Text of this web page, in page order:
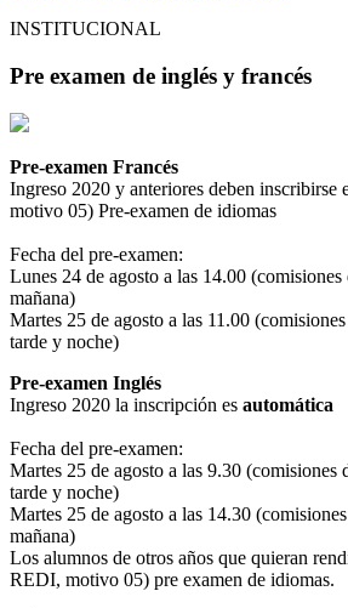
INSTITUCIONAL
Pre examen de inglés y francés
Pre-examen Francés
Ingreso 2020 y anteriores deben
motivo 05) Pre-examen de idiomas
Fecha del pre-examen:
Lunes 24 de agosto a las 14.00
mañana)
Martes 25 de agosto a las 11.00
tarde y noche)
Pre-examen Inglés
Ingreso 2020 la inscripción es automática
Fecha del pre-examen:
Martes 25 de agosto a las 9.30 (comisiones
tarde y noche)
Martes 25 de agosto a las 14.30
mañana)
Los alumnos de otros años que quieran
REDI, motivo 05) pre examen de idiomas.